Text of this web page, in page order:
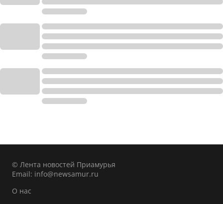
© Лента новостей Приамурья
Email: info@newsamur.ru
О нас